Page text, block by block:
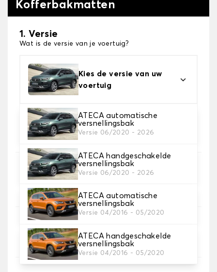
Kofferbakmatten
1. Versie
Wat is de versie van je voertuig?
Kies de versie van uw
voertuig
ATECA automatische
versnellingsbak
Versie 06/2020 - 2026
ATECA handgeschakelde
versnellingsbak
Versie 06/2020 - 2026
ATECA automatische
versnellingsbak
Versie 04/2016 - 05/2020
ATECA handgeschakelde
versnellingsbak
Versie 04/2016 - 05/2020
2. Materiaal
Kies het materiaal van uw kofferbakmat
3. Tapijt kleuren
Kies de kleur van je tapijt kofferruimte.
Kies het materiaal voor de riem.